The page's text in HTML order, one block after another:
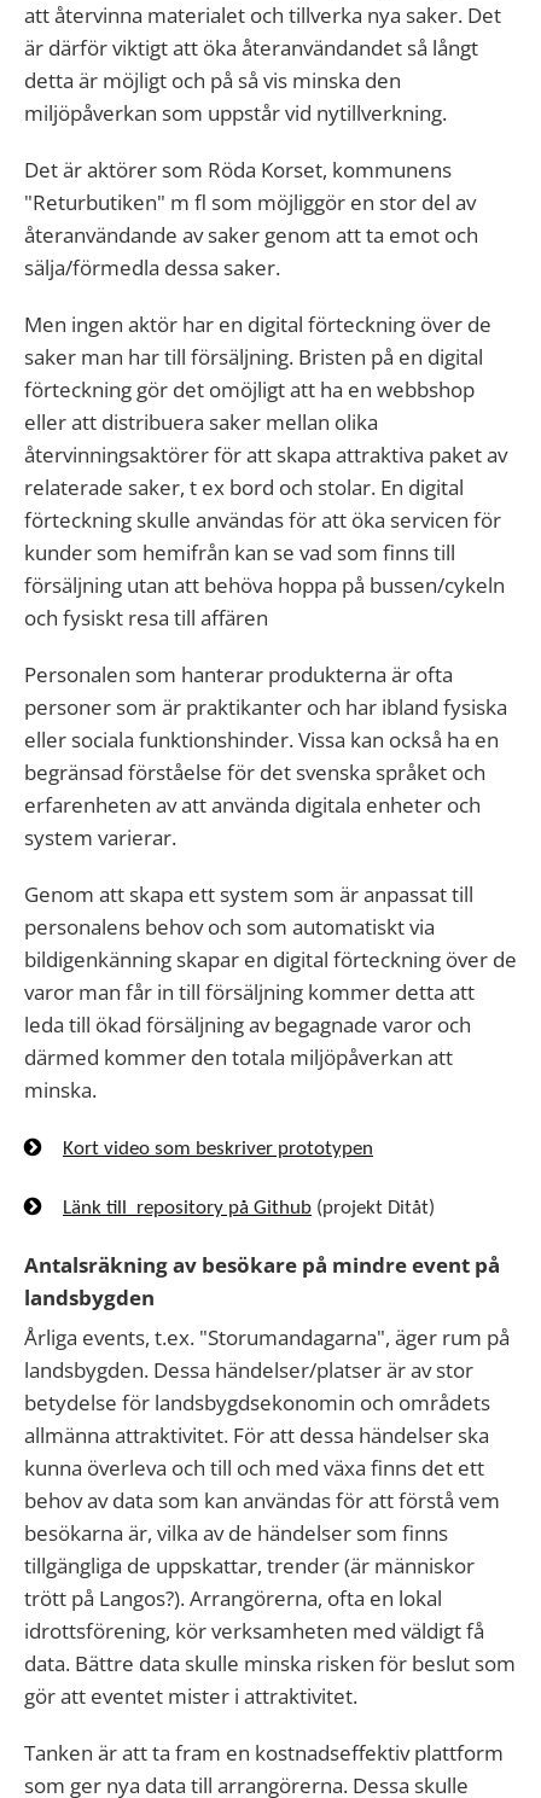
att återvinna materialet och tillverka nya saker. Det
är därför viktigt att öka återanvändandet så långt
detta är möjligt och på så vis minska den
miljöpåverkan som uppstår vid nytillverkning.
Det är aktörer som Röda Korset, kommunens
"Returbutiken" m fl som möjliggör en stor del av
återanvändande av saker genom att ta emot och
sälja/förmedla dessa saker.
Men ingen aktör har en digital förteckning över de
saker man har till försäljning. Bristen på en digital
förteckning gör det omöjligt att ha en webbshop
eller att distribuera saker mellan olika
återvinningsaktörer för att skapa attraktiva paket av
relaterade saker, t ex bord och stolar. En digital
förteckning skulle användas för att öka servicen för
kunder som hemifrån kan se vad som finns till
försäljning utan att behöva hoppa på bussen/cykeln
och fysiskt resa till affären
Personalen som hanterar produkterna är ofta
personer som är praktikanter och har ibland fysiska
eller sociala funktionshinder. Vissa kan också ha en
begränsad förståelse för det svenska språket och
erfarenheten av att använda digitala enheter och
system varierar.
Genom att skapa ett system som är anpassat till
personalens behov och som automatiskt via
bildigenkänning skapar en digital förteckning över de
varor man får in till försäljning kommer detta att
leda till ökad försäljning av begagnade varor och
därmed kommer den totala miljöpåverkan att
minska.
Kort video som beskriver prototypen
Länk till repository på Github (projekt Ditåt)
Antalsräkning av besökare på mindre event på
landsbygden
Årliga events, t.ex. "Storumandagarna", äger rum på
landsbygden. Dessa händelser/platser är av stor
betydelse för landsbygdsekonomin och områdets
allmänna attraktivitet. För att dessa händelser ska
kunna överleva och till och med växa finns det ett
behov av data som kan användas för att förstå vem
besökarna är, vilka av de händelser som finns
tillgängliga de uppskattar, trender (är människor
trött på Langos?). Arrangörerna, ofta en lokal
idrottsförening, kör verksamheten med väldigt få
data. Bättre data skulle minska risken för beslut som
gör att eventet mister i attraktivitet.
Tanken är att ta fram en kostnadseffektiv plattform
som ger nya data till arrangörerna. Dessa skulle